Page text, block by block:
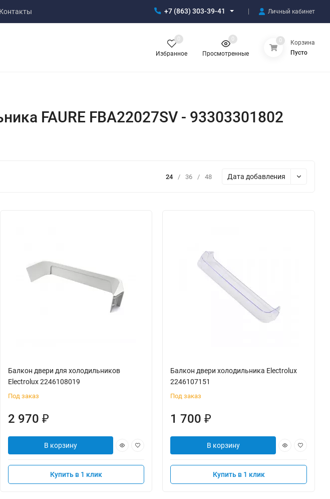
Контакты +7 (863) 303-39-41 Личный кабинет
Избранное
0
Просмотренные
0 0
Корзина
Пусто
FAURE FBA22027SV - 93303301802
24 / 36 / 48 Дата добавления
Балкон двери для холодильников
Electrolux 2246108019
Под заказ
2 970 ₽
В корзину
Купить в 1 клик
Балкон двери холодильника Electrolux
2246107151
Под заказ
1 700₽
В корзину
Купить в 1 клик